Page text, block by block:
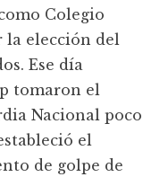
Colegio
la elección del
Ese día
tomaron el
Nacional poco
el
de golpe de